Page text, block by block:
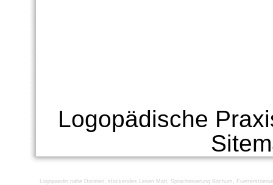
Logopädische
Logopaedin nahe Dorsten , stockendes Lesen Marl , Sprachstoerung Bochum ,